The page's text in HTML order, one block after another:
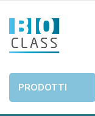
PRODOTTI